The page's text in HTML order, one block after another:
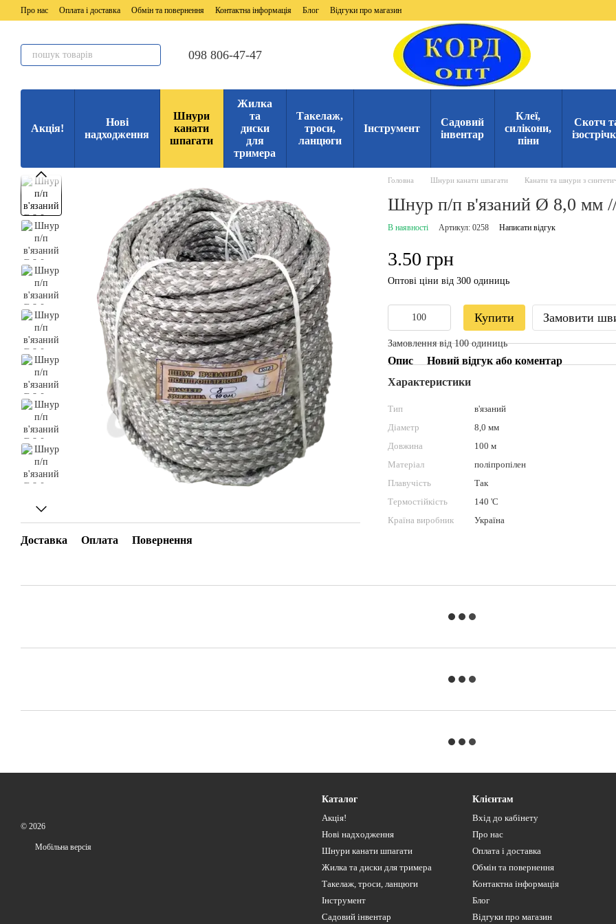
Перейти до основного контенту
Про нас Оплата і доставка Обмін та повернення Контактна інформація Блог Відгуки про магазин
098 806-47-47
Акція!
Нові
надходження
Шнури
канати
шпагати
Жилка
та
диски
для
тримера
Такелаж,
троси,
ланцюги
Інструмент
Садовий
інвентар
Клеї,
силікони,
піни
Скотч
Доставка Оплата Повернення
Головна Шнури канати шпагати Канати та шнури з
Шнур п/п в'язаний Ø 8,0 мм
В наявності Артикул: 0258 Написати відгук
3.50 грн
Оптові ціни від 300 одиниць
Купити Замовити
Замовлення від 100 одиниць
Опис
Новий відгук або коментар
Характеристики
Тип
в'язаний
Діаметр
8,0 мм
Довжина
100 м
Матеріал
поліпропілен
Плавучість
Так
Термостійкість
140 'С
Країна виробник
Україна
© 2026
Мобільна версія
Каталог
Акція!
Нові надходження
Шнури канати шпагати
Жилка та диски для тримера
Такелаж, троси, ланцюги
Інструмент
Садовий інвентар
Клієнтам
Вхід до кабінету
Про нас
Оплата і доставка
Обмін та повернення
Контактна інформація
Блог
Відгуки про магазин